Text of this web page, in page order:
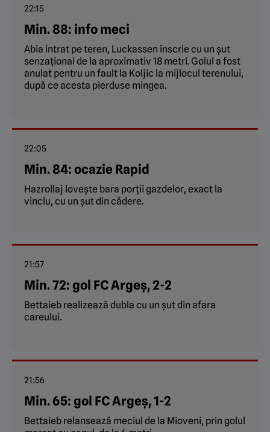
22:15
Min. 88: info meci
Abia intrat pe teren, Luckassen înscrie cu un șut
senzațional de la aproximativ 18 metri. Golul a fost
anulat pentru un fault la Koljic la mijlocul terenului,
după ce acesta pierduse mingea.
22:05
Min. 84: ocazie Rapid
Hazrollaj lovește bara porții gazdelor, exact la
vinclu, cu un șut din cădere.
21:57
Min. 72: gol FC Argeș, 2-2
Bettaieb realizează dubla cu un șut din afara
careului.
21:56
Min. 65: gol FC Argeș, 1-2
Bettaieb relansează meciul de la Mioveni, prin golul